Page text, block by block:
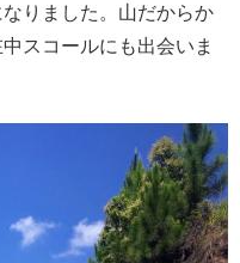
りました。山だからか
スコールにも出会いま